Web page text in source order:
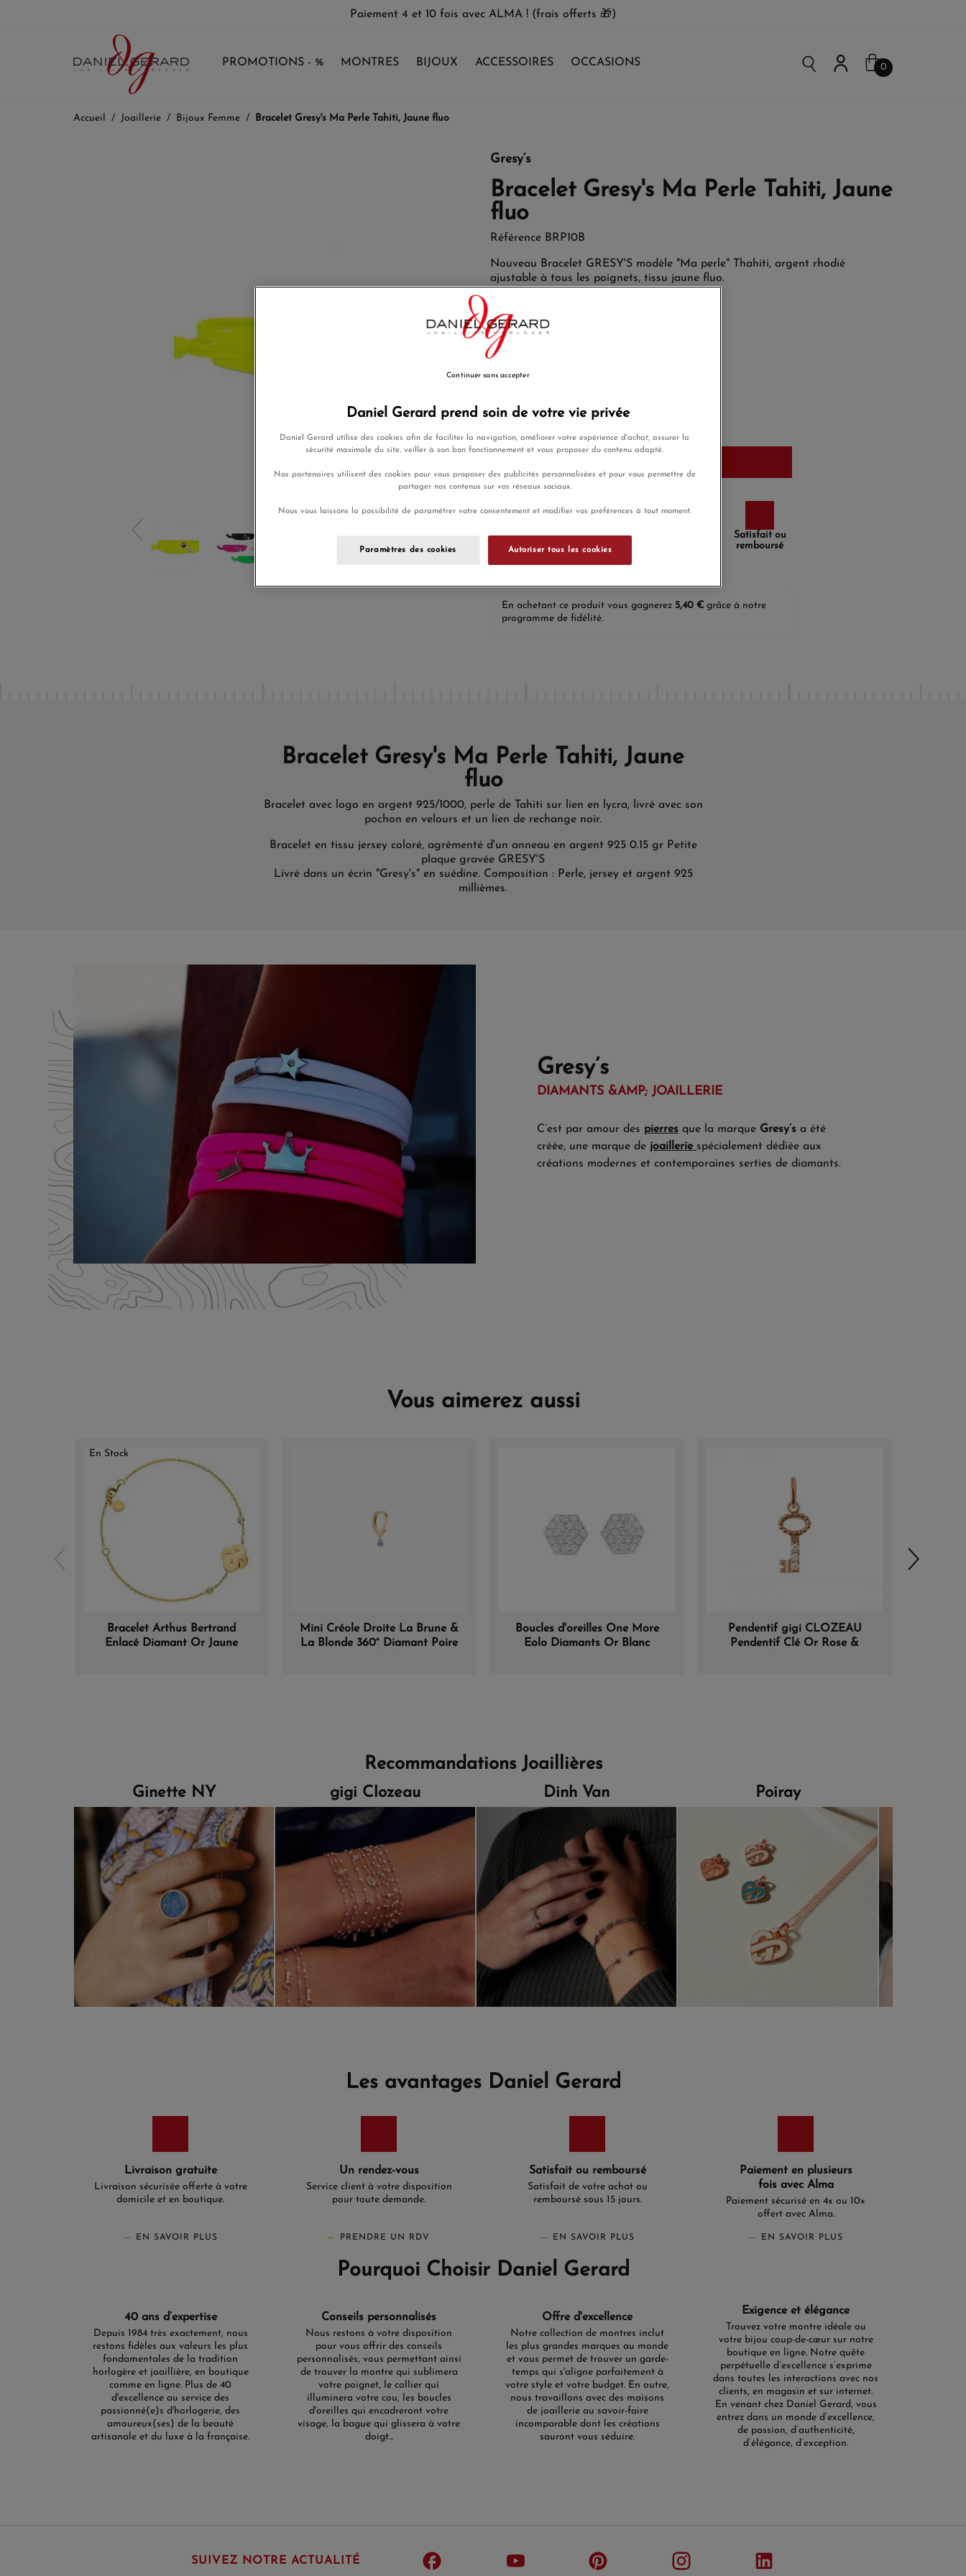
Paiement 4 et 10 fois avec ALMA ! (frais offerts 🎁)
PROMOTIONS - % MONTRES BIJOUX ACCESSOIRES OCCASIONS 0
Accueil Joaillerie Bijoux Femme Bracelet Gresy's Ma Perle Tahiti, Jaune fluo
Gresy’s
Bracelet Gresy's Ma Perle Tahiti, Jaune
fluo
Référence BRP10B
Nouveau Bracelet GRESY'S modèle "Ma perle" Thahiti, argent rhodié
ajustable à tous les poignets, tissu jaune fluo.
Tendance.
Argent 925/1000 0.15 gr Perle de Tahiti noire
EN SAVOIR PLUS
180,00 €
Livraison
gratuite
frais
Satisfait ou
remboursé
En achetant ce produit vous gagnerez 5,40 € grâce à notre
programme de fidélité.
Bracelet Gresy's Ma Perle Tahiti, Jaune
fluo
Bracelet avec logo en argent 925/1000, perle de Tahiti sur lien en lycra, livré avec son
pochon en velours et un lien de rechange noir.
Bracelet en tissu jersey coloré, agrémenté d'un anneau en argent 925 0.15 grPetite
plaque gravée GRESY'S
Livré dans un écrin "Gresy's" en suédine. Composition : Perle, jersey et argent 925
millièmes.
Gresy’s
DIAMANTS &AMP; JOAILLERIE
C’est par amour des pierres que la marque Gresy’s a été
créée, une marque de joaillerie spécialement dédiée aux
créations modernes et contemporaines serties de diamants.
Vous aimerez aussi
En Stock
Bracelet Arthus Bertrand
Enlacé Diamant Or Jaune
Mini Créole Droite La Brune &
La Blonde 360° Diamant Poire
Boucles d'oreilles One More
Eolo Diamants Or Blanc
Pendentif gigi CLOZEAU
Pendentif Clé Or Rose &
Recommandations Joaillières
Ginette NY gigi Clozeau Dinh Van Poiray
Les avantages Daniel Gerard
Livraison gratuite
Livraison sécurisée offerte à votre
domicile et en boutique.
EN SAVOIR PLUS
Un rendez-vous
Service client à votre disposition
pour toute demande.
PRENDRE UN RDV
Satisfait ou remboursé
Satisfait de votre achat ou
remboursé sous 15 jours.
EN SAVOIR PLUS
Paiement en plusieurs
fois avec Alma
Paiement sécurisé en 4x ou 10x
offert avec Alma.
EN SAVOIR PLUS
Pourquoi Choisir Daniel Gerard
40 ans d’expertise
Depuis 1984 très exactement, nous
restons fidèles aux valeurs les plus
fondamentales de la tradition
horlogère et joaillière, en boutique
comme en ligne. Plus de 40
d'excellence au service des
passionné(e)s d'horlogerie, des
amoureux(ses) de la beauté
artisanale et du luxe à la française.
Conseils personnalisés
Nous restons à votre disposition
pour vous offrir des conseils
personnalisés, vous permettant ainsi
de trouver la montre qui sublimera
votre poignet, le collier qui
illuminera votre cou, les boucles
d'oreilles qui encadreront votre
visage, la bague qui glissera à votre
doigt...
Offre d'excellence
Notre collection de montres inclut
les plus grandes marques au monde
et vous permet de trouver un garde-
temps qui s'aligne parfaitement à
votre style et votre budget. En outre,
nous travaillons avec des maisons
de joaillerie au savoir-faire
incomparable dont les créations
sauront vous séduire.
Exigence et élégance
Trouvez votre montre idéale ou
votre bijou coup-de-cœur sur notre
boutique en ligne. Notre quête
perpétuelle d’excellence s’exprime
dans toutes les interactions avec nos
clients, en magasin et sur internet.
En venant chez Daniel Gerard, vous
entrez dans un monde d’excellence,
de passion, d’authenticité,
d’élégance, d’exception.
SUIVEZ NOTRE ACTUALITÉ
Daniel Gerard prend soin de votre vie privée
Daniel Gerard utilise des cookies afin de faciliter la navigation, améliorer votre expérience d'achat, assurer la
sécurité maximale du site, veiller à son bon fonctionnement et vous proposer du contenu adapté.
Nos partenaires utilisent des cookies pour vous proposer des publicités personnalisées et pour vous permettre de
partager nos contenus sur vos réseaux sociaux.
Nous vous laissons la possibilité de paramétrer votre consentement et modifier vos préférences à tout moment.
Paramètres des cookies Autoriser tous les cookies
Continuer sans accepter